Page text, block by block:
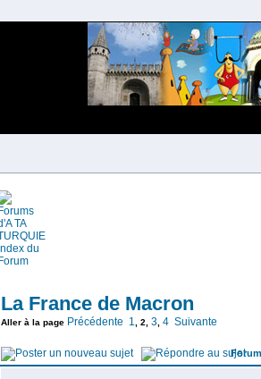
La France de Macron
Aller à la page Précédente 1 2 3 4 Suivante